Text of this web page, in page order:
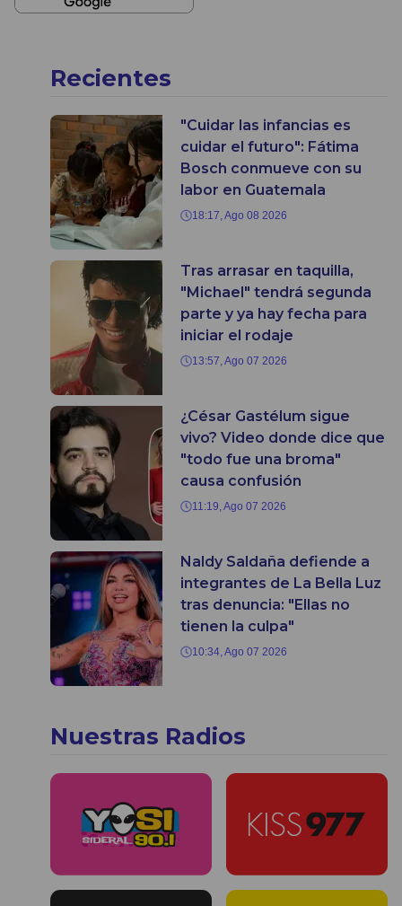
Recientes
"Cuidar las infancias es
cuidar el futuro": Fátima
Bosch conmueve con su
labor en Guatemala
18:17, Ago 08 2026
Tras arrasar en taquilla,
"Michael" tendrá segunda
parte y ya hay fecha para
iniciar el rodaje
13:57, Ago 07 2026
¿César Gastélum sigue
vivo? Video donde dice que
"todo fue una broma"
causa confusión
11:19, Ago 07 2026
Naldy Saldaña defiende a
integrantes de La Bella Luz
tras denuncia: "Ellas no
tienen la culpa"
10:34, Ago 07 2026
Nuestras Radios